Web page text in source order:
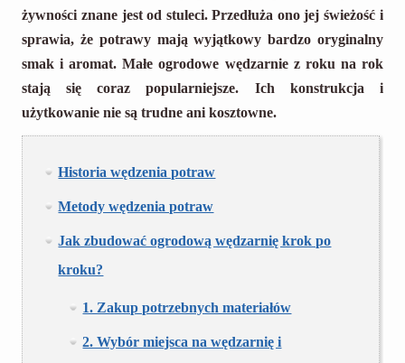
żywności znane jest od stuleci. Przedłuża ono jej świeżość i
sprawia, że potrawy mają wyjątkowy bardzo oryginalny
smak i aromat. Małe ogrodowe wędzarnie z roku na rok
stają się coraz popularniejsze. Ich konstrukcja i
użytkowanie nie są trudne ani kosztowne.
Historia wędzenia potraw
Metody wędzenia potraw
Jak zbudować ogrodową wędzarnię krok po
kroku?
1. Zakup potrzebnych materiałów
2. Wybór miejsca na wędzarnię i